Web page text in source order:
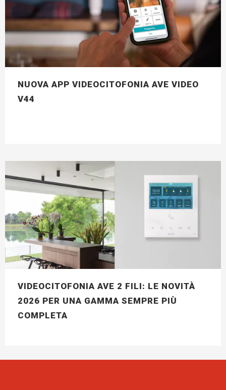
NUOVA APP VIDEOCITOFONIA AVE VIDEO
V44
VIDEOCITOFONIA AVE 2 FILI: LE NOVITÀ
2026 PER UNA GAMMA SEMPRE PIÙ
COMPLETA